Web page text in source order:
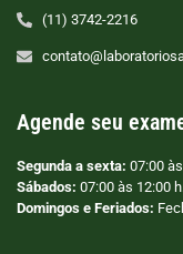
(11) 3742-2216
Agende seu
Segunda a sexta: 07:00
Sábados: 07:00 às 12:00
Domingos e Feriados: